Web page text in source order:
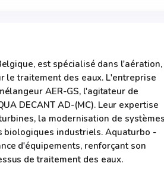
est spécialisé dans l'aération,
traitement des eaux. L'entreprise
AER-GS, l'agitateur de
DECANT AD-(MC). Leur expertise
la modernisation de systèmes
biologiques industriels. Aquaturbo -
d'équipements, renforçant son
de traitement des eaux.